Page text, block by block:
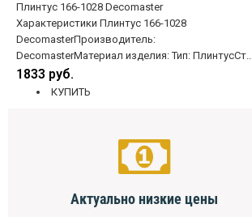
Плинтус 166-1028 Decomaster
Характеристики Плинтус 166-1028
DecomasterПроизводитель:
DecomasterМатериал изделия: Тип: ПлинтусСт..
1833 руб.
КУПИТЬ
Актуально низкие цены